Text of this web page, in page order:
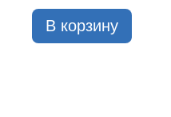
В корзину